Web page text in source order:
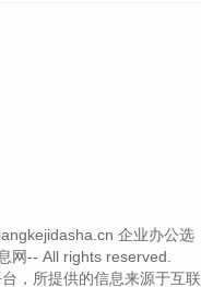
企业办公选
网-- All rights reserved.
，所提供的信息来源于互联